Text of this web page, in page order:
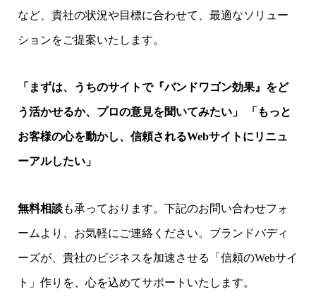
など、貴社の状況や目標に合わせて、最適なソリュー
ションをご提案いたします。
「まずは、うちのサイトで『バンドワゴン効果』をど
う活かせるか、プロの意見を聞いてみたい」 「もっと
お客様の心を動かし、信頼されるWebサイトにリニュ
ーアルしたい」
無料相談も承っております。下記のお問い合わせフォ
ームより、お気軽にご連絡ください。ブランドバディ
ーズが、貴社のビジネスを加速させる「信頼のWebサイ
ト」作りを、心を込めてサポートいたします。